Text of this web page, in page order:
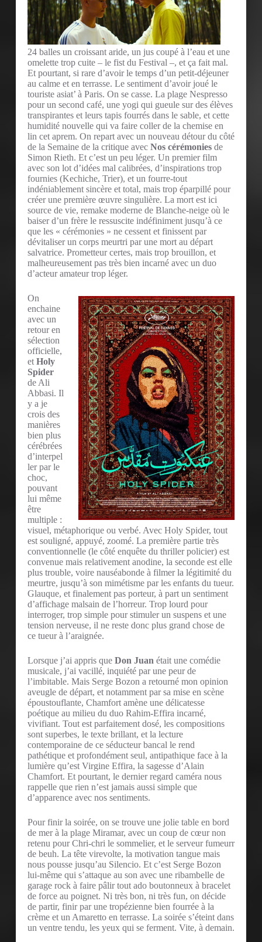
24 balles un croissant aride, un jus coupé à l’eau et une
omelette trop cuite – le fist du Festival –, et ça fait mal.
Et pourtant, si rare d’avoir le temps d’un petit-déjeuner
au calme et en terrasse. Le sentiment d’avoir joué le
touriste asiat’ à Paris. On se casse. La plage Nespresso
pour un second café, une yogi qui gueule sur des élèves
transpirantes et leurs tapis fourrés dans le sable, et cette
humidité nouvelle qui va faire coller de la chemise en
lin cet aprem. On repart avec un nouveau détour du côté
de la Semaine de la critique avec Nos cérémoniesde
Simon Rieth. Et c’est un peu léger. Un premier film
avec son lot d’idées mal calibrées, d’inspirations trop
fournies (Kechiche, Trier), et un fourre-tout
indéniablement sincère et total, mais trop éparpillé pour
créer une première œuvre singulière. La mort est ici
source de vie, remake moderne de Blanche-neige où le
baiser d’un frère le ressuscite indéfiniment jusqu’à ce
que les « cérémonies » ne cessent et finissent par
dévitaliser un corps meurtri par une mort au départ
salvatrice. Prometteur certes, mais trop brouillon, et
malheureusement pas très bien incarné avec un duo
d’acteur amateur trop léger.
On
enchaine
avec un
retour en
sélection
officielle,
et Holy
Spider
de Ali
Abbasi. Il
y a je
crois des
manières
bien plus
cérébrées
d’interpel
ler par le
choc,
pouvant
lui même
être
multiple :
visuel, métaphorique ou verbé. Avec Holy Spider, tout
est souligné, appuyé, zoomé. La première partie très
conventionnelle (le côté enquête du thriller policier) est
convenue mais relativement anodine, la seconde est elle
plus trouble, voire nauséabonde à filmer la légitimité du
meurtre, jusqu’à son mimétisme par les enfants du tueur.
Glauque, et finalement pas porteur, à part un sentiment
d’affichage malsain de l’horreur. Trop lourd pour
interroger, trop simple pour stimuler un suspens et une
tension nerveuse, il ne reste donc plus grand chose de
ce tueur à l’araignée.
Lorsque j’ai appris que Don Juan était une comédie
musicale, j’ai vacillé, inquiété par une peur de
l’imbitable. Mais Serge Bozon a retourné mon opinion
aveugle de départ, et notamment par sa mise en scène
époustouflante, Chamfort amène une délicatesse
poétique au milieu du duo Rahim-Effira incarné,
vivifiant. Tout est parfaitement dosé, les compositions
sont superbes, le texte brillant, et la lecture
contemporaine de ce séducteur bancal le rend
pathétique et profondément seul, antipathique face à la
lumière qu’est Virgine Effira, la sagesse d’Alain
Chamfort. Et pourtant, le dernier regard caméra nous
rappelle que rien n’est jamais aussi simple que
d’apparence avec nos sentiments.
Pour finir la soirée, on se trouve une jolie table en bord
de mer à la plage Miramar, avec un coup de cœur non
retenu pour Chri-chri le sommelier, et le serveur fumeurr
de beuh. La tête virevolte, la motivation tangue mais
nous pousse jusqu’au Silencio. Et c’est Serge Bozon
lui-même qui s’attaque au son avec une ribambelle de
garage rock à faire pâlir tout ado boutonneux à bracelet
de force au poignet. Ni très bon, ni très fun, on décide
de partir, finir par une tropézienne bien fourrée à la
crème et un Amaretto en terrasse. La soirée s’éteint dans
un ventre tendu, les yeux qui se ferment. Vite, à demain.